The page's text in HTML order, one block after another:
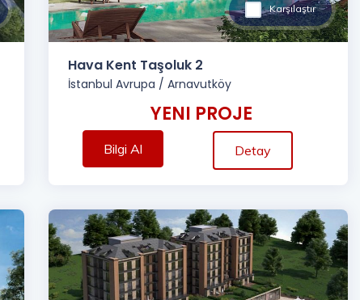
Karşılaştır
Hava Kent Taşoluk 2
İstanbul Avrupa / Arnavutköy
YENI PROJE
Bilgi Al Detay